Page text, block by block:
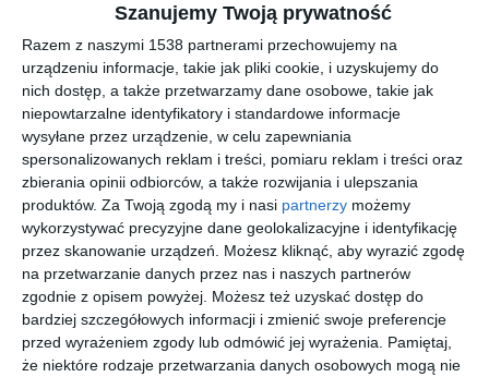
Szanujemy Twoją prywatność
Razem z naszymi 1538 partnerami przechowujemy na
urządzeniu informacje, takie jak pliki cookie, i uzyskujemy do
nich dostęp, a także przetwarzamy dane osobowe, takie jak
niepowtarzalne identyfikatory i standardowe informacje
wysyłane przez urządzenie, w celu zapewniania
spersonalizowanych reklam i treści, pomiaru reklam i treści oraz
zbierania opinii odbiorców, a także rozwijania i ulepszania
produktów. Za Twoją zgodą my i nasi partnerzy możemy
wykorzystywać precyzyjne dane geolokalizacyjne i identyfikację
przez skanowanie urządzeń. Możesz kliknąć, aby wyrazić zgodę
na przetwarzanie danych przez nas i naszych partnerów
zgodnie z opisem powyżej. Możesz też uzyskać dostęp do
bardziej szczegółowych informacji i zmienić swoje preferencje
przed wyrażeniem zgody lub odmówić jej wyrażenia.
Pamiętaj,
że niektóre rodzaje przetwarzania danych osobowych mogą nie
INSPIRACJA
Przestrzenna i
funkcjonalną garderoba
z podświetleniem Led
Przestrzenna i funkcjonalną garderoba z podświetleniem
Led z jasną podłogą.
AUTOR:Komandor Polska
DODAJ DO ULUBIONYCH
UDOSTĘPNIJ